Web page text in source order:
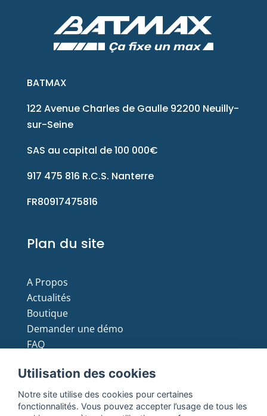
BATMAX
122 Avenue Charles de Gaulle 92200 Neuilly-
sur-Seine
SAS au capital de 100 000€
917 475 816 R.C.S. Nanterre
FR80917475816
Plan du site
A Propos
Actualités
Boutique
Demander une démo
FAQ
Utilisation des cookies
Notre site utilise des cookies pour certaines
fonctionnalités. Vous pouvez accepter l’usage de tous les